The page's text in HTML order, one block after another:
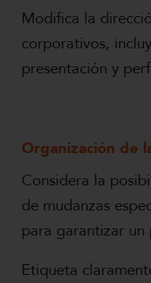
Modifica la
corporativos,
presentación y
Organización de
Considera la
de mudanzas
para garantizar un
Etiqueta